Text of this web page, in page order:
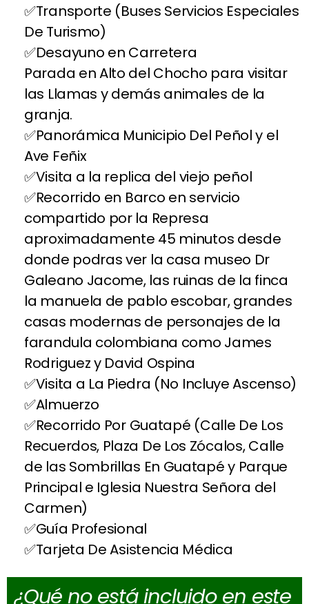
Transporte (Buses Servicios Especiales
De Turismo)
Desayuno en Carretera
Parada en Alto del Chocho para visitar
las Llamas y demás animales de la
granja.
Panorámica Municipio Del Peñol y el
Ave Feñix
Visita a la replica del viejo peñol
Recorrido en Barco en servicio
compartido por la Represa
aproximadamente 45 minutos desde
donde podras ver la casa museo Dr
Galeano Jacome, las ruinas de la finca
la manuela de pablo escobar, grandes
casas modernas de personajes de la
farandula colombiana como James
Rodriguez y David Ospina
Visita a La Piedra (No Incluye Ascenso)
Almuerzo
Recorrido Por Guatapé (Calle De Los
Recuerdos, Plaza De Los Zócalos, Calle
de las Sombrillas En Guatapé y Parque
Principal e Iglesia Nuestra Señora del
Carmen)
Guía Profesional
Tarjeta De Asistencia Médica
¿Qué no está incluido en este